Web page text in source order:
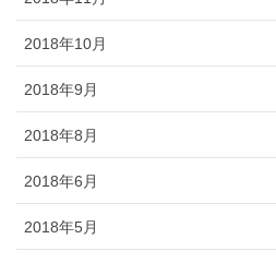
2018年10月
2018年9月
2018年8月
2018年6月
2018年5月